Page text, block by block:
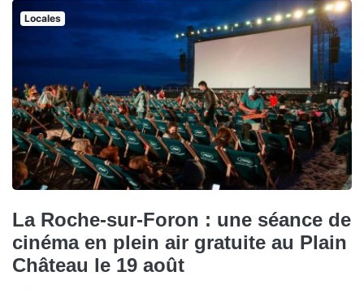
Locales
La Roche-sur-Foron : une séance de
cinéma en plein air gratuite au Plain
Château le 19 août